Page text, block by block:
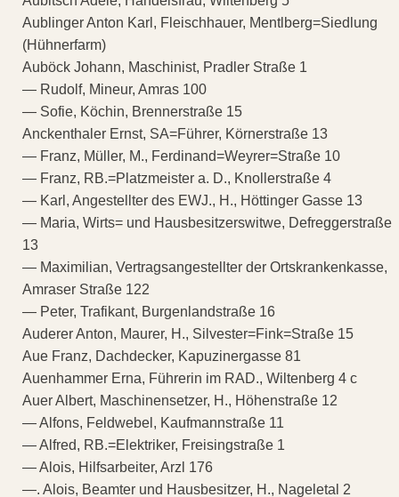
Aublinger Anton Karl, Fleischhauer, Mentlberg=Siedlung
(Hühnerfarm)
Auböck Johann, Maschinist, Pradler Straße 1
— Rudolf, Mineur, Amras 100
— Sofie, Köchin, Brennerstraße 15
Anckenthaler Ernst, SA=Führer, Körnerstraße 13
— Franz, Müller, M., Ferdinand=Weyrer=Straße 10
— Franz, RB.=Platzmeister a. D., Knollerstraße 4
— Karl, Angestellter des EWJ., H., Höttinger Gasse 13
— Maria, Wirts= und Hausbesitzerswitwe, Defreggerstraße
13
— Maximilian, Vertragsangestellter der Ortskrankenkasse,
Amraser Straße 122
— Peter, Trafikant, Burgenlandstraße 16
Auderer Anton, Maurer, H., Silvester=Fink=Straße 15
Aue Franz, Dachdecker, Kapuzinergasse 81
Auenhammer Erna, Führerin im RAD., Wiltenberg 4 c
Auer Albert, Maschinensetzer, H., Höhenstraße 12
— Alfons, Feldwebel, Kaufmannstraße 11
— Alfred, RB.=Elektriker, Freisingstraße 1
— Alois, Hilfsarbeiter, Arzl 176
—. Alois, Beamter und Hausbesitzer, H., Nageletal 2